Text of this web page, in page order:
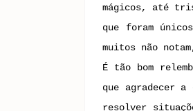
mágicos, até
que foram
muitos não
É tão bom
que agradecer
resolver